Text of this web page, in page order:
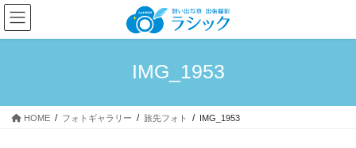
コ
ン
テ
ス
ナ
ビ
ゲ
ン
IMG_1953
HOME フォトギャラリー 旅先フォト IMG_1953